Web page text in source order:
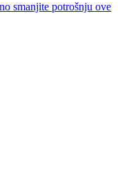
smanjite potrošnju ove